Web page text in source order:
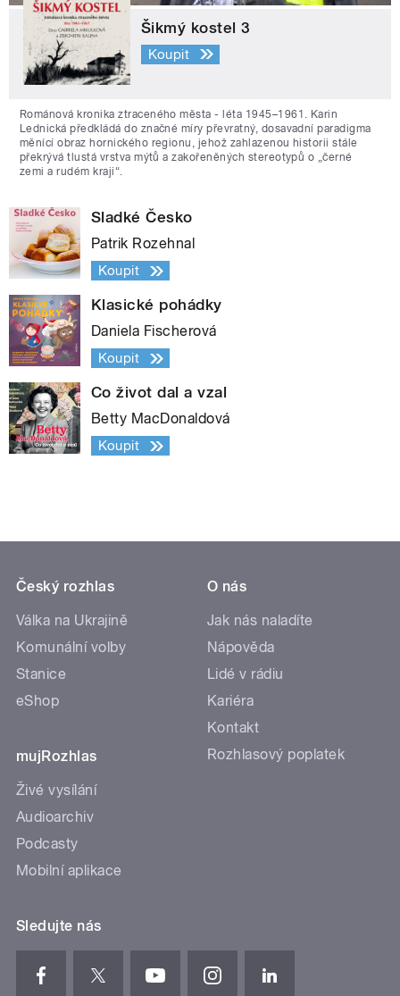
Šikmý kostel 3
Koupit
Románová kronika ztraceného města - léta 1945–1961. Karin
Lednická předkládá do značné míry převratný, dosavadní paradigma
měnící obraz hornického regionu, jehož zahlazenou historii stále
překrývá tlustá vrstva mýtů a zakořeněných stereotypů o „černé
zemi a rudém kraji“.
Sladké Česko
Patrik Rozehnal
Koupit
Klasické pohádky
Daniela Fischerová
Koupit
Co život dal a vzal
Betty MacDonaldová
Koupit
Český rozhlas
Válka na Ukrajině
Komunální volby
Stanice
eShop
mujRozhlas
Živé vysílání
Audioarchiv
Podcasty
Mobilní aplikace
O nás
Jak nás naladíte
Nápověda
Lidé v rádiu
Kariéra
Kontakt
Rozhlasový poplatek
Sledujte nás